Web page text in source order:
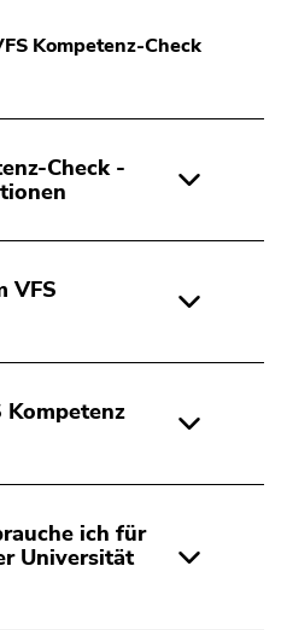
Kompetenz-Check
Check -
VFS
Kompetenz
ich für
Universität